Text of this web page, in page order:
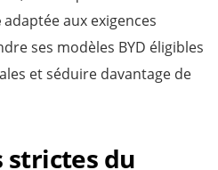
adaptée aux exigences
ses modèles BYD éligibles
et séduire davantage de
strictes du